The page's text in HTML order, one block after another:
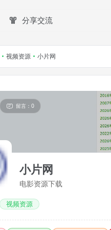
分享交流
• 视频资源 • 小片网
留言：0
小片网
电影资源下载
视频资源